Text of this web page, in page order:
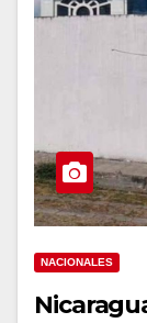
NACIONALES